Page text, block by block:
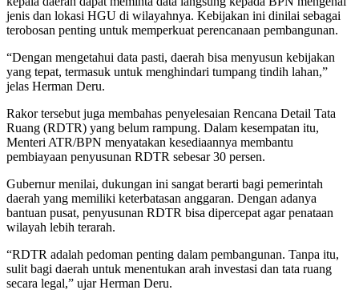
jenis dan lokasi HGU di wilayahnya. Kebijakan ini dinilai sebagai
terobosan penting untuk memperkuat perencanaan pembangunan.
“Dengan mengetahui data pasti, daerah bisa menyusun kebijakan
yang tepat, termasuk untuk menghindari tumpang tindih lahan,”
jelas Herman Deru.
Rakor tersebut juga membahas penyelesaian Rencana Detail Tata
Ruang (RDTR) yang belum rampung. Dalam kesempatan itu,
Menteri ATR/BPN menyatakan kesediaannya membantu
pembiayaan penyusunan RDTR sebesar 30 persen.
Gubernur menilai, dukungan ini sangat berarti bagi pemerintah
daerah yang memiliki keterbatasan anggaran. Dengan adanya
bantuan pusat, penyusunan RDTR bisa dipercepat agar penataan
wilayah lebih terarah.
“RDTR adalah pedoman penting dalam pembangunan. Tanpa itu,
sulit bagi daerah untuk menentukan arah investasi dan tata ruang
secara legal,” ujar Herman Deru.